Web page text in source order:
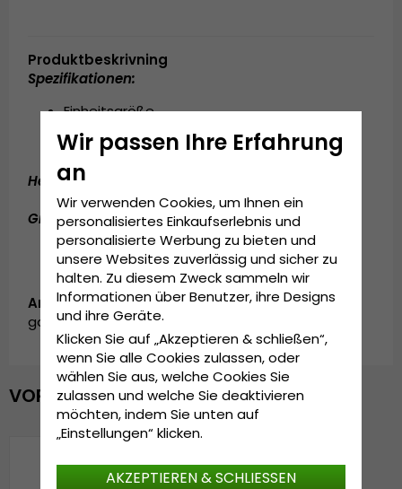
Produktbeskrivning
Spezifikationen:
Einheitsgröße
An der Rückseite der Kappe verstellbar
Hergestellt aus:
Grösseninformationen:Einheitsgröße
Artikelnummer:
garda.wpt-1.washed.trucker.green
VOR KURZEM ANGESEHEN
Wir passen Ihre Erfahrung
an
Wir verwenden Cookies, um Ihnen ein
personalisiertes Einkaufserlebnis und
personalisierte Werbung zu bieten und
unsere Websites zuverlässig und sicher zu
halten. Zu diesem Zweck sammeln wir
Informationen über Benutzer, ihre Designs
und ihre Geräte.
Klicken Sie auf „Akzeptieren & schließen“,
wenn Sie alle Cookies zulassen, oder
wählen Sie aus, welche Cookies Sie
zulassen und welche Sie deaktivieren
möchten, indem Sie unten auf
„Einstellungen“ klicken.
AKZEPTIEREN & SCHLIESSEN